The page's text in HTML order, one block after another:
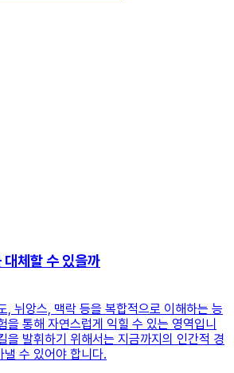
체할 수 있을까
, 뉘앙스, 맥락 등을 복합적으로 이해하는 능
을 통해 자연스럽게 익힐 수 있는 영역입니
을 발휘하기 위해서는 지금까지의 인간적 경
수 있어야 합니다.